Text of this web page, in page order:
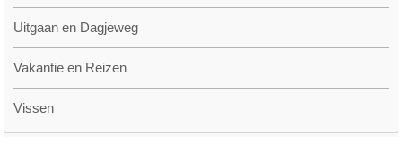
Uitgaan en Dagjeweg
Vakantie en Reizen
Vissen